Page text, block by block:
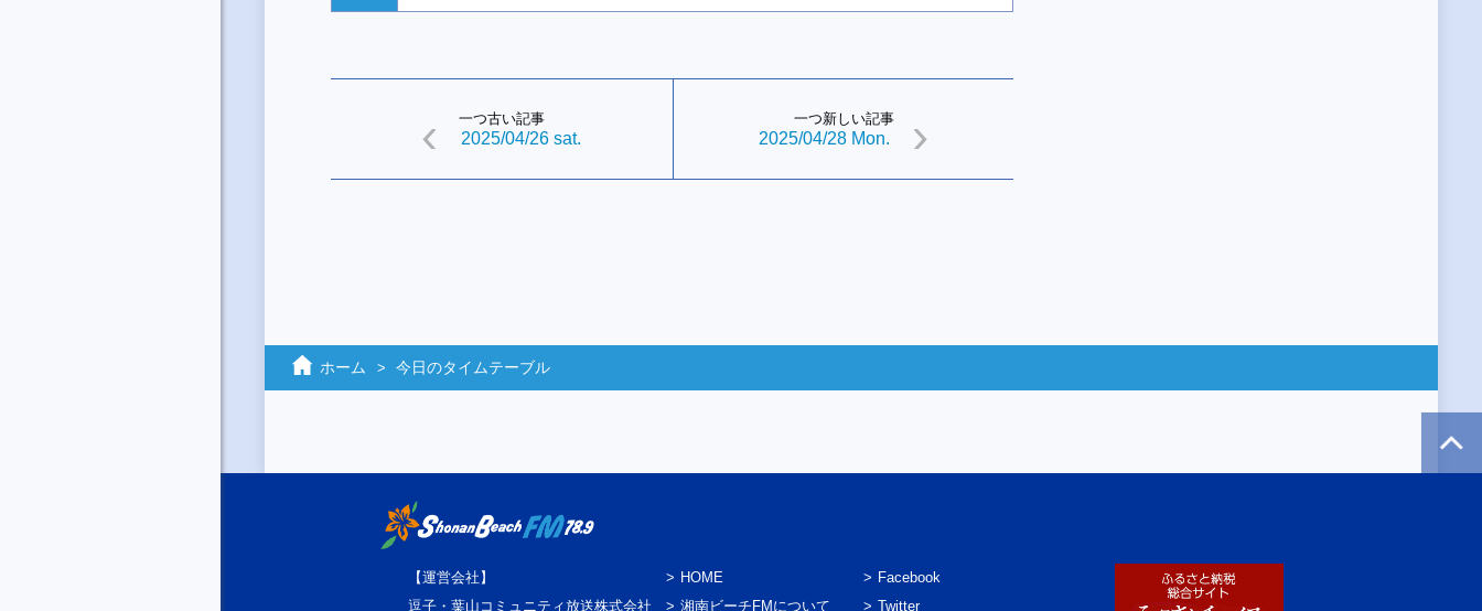
一つ古い記事
2025/04/26 sat.
一つ新しい記事
2025/04/28 Mon.
ホーム 今日のタイムテーブル
【運営会社】
逗子・葉山コミュニティ放送株式会社
HOME
湘南ビーチFMについて
Facebook
Twitter